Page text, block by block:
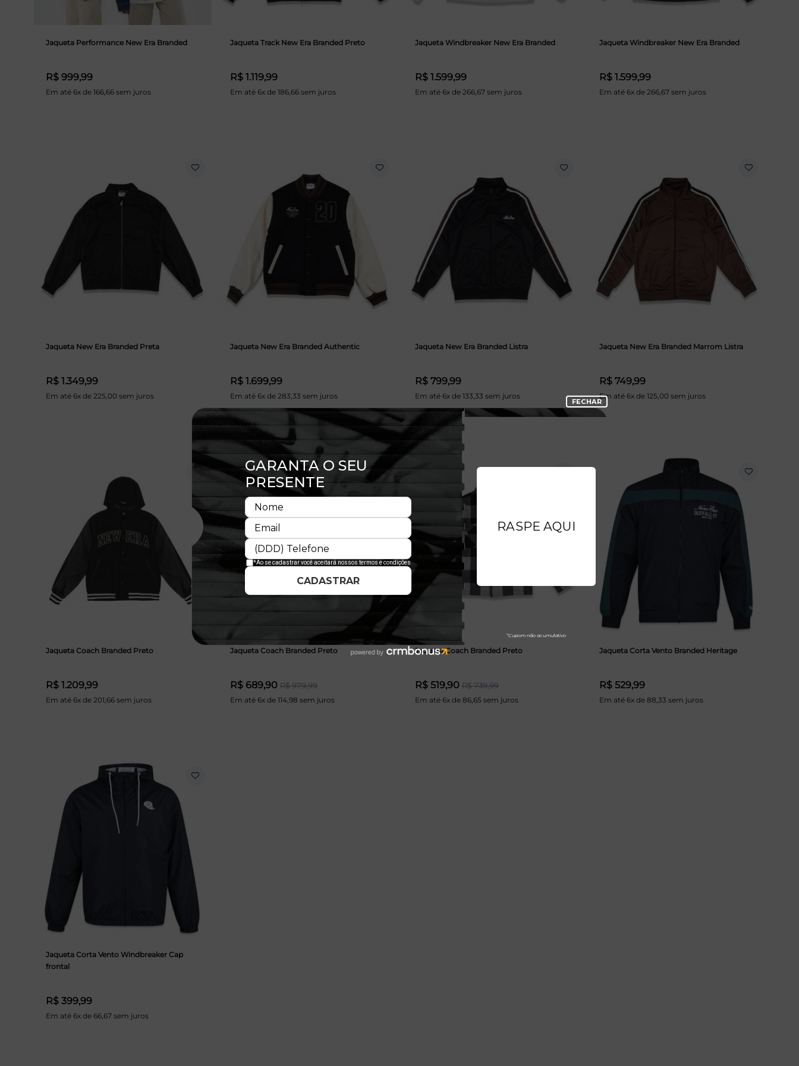
Jaqueta Performance New Era Branded
R$ 999,99
Em até 6x de 166,66 sem juros
Jaqueta Track New Era Branded Preto
R$ 1.119,99
Em até 6x de 186,66 sem juros
Jaqueta Windbreaker New Era Branded
R$ 1.599,99
Em até 6x de 266,67 sem juros
Jaqueta Windbreaker New Era Branded
R$ 1.599,99
Em até 6x de 266,67 sem juros
Jaqueta New Era Branded Preta
R$ 1.349,99
Em até 6x de 225,00 sem juros
Jaqueta New Era Branded Authentic
R$ 1.699,99
Em até 6x de 283,33 sem juros
Jaqueta New Era Branded Listra
R$ 799,99
Em até 6x de 133,33 sem juros
Jaqueta New Era Branded Marrom Listra
R$ 749,99
Em até 6x de 125,00 sem juros
Jaqueta Coach Branded Preto
R$ 1.209,99
Em até 6x de 201,66 sem juros
30% OFF
Jaqueta Coach Branded Preto
R$ 689,90 R$ 979,99
Em até 6x de 114,98 sem juros
Jaqueta Coach Branded Preto
R$ 519,90 R$ 739,99
Em até 6x de 86,65 sem juros
Jaqueta Corta Vento Branded Heritage
R$ 529,99
Em até 6x de 88,33 sem juros
Jaqueta Corta Vento Windbreaker Cap
frontal
R$ 399,99
Em até 6x de 66,67 sem juros